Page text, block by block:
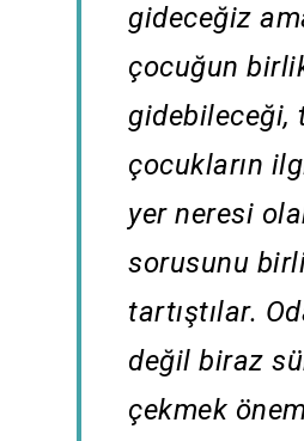
gideceğiz
çocuğun
gidebileceği,
çocukların
yer neresi
sorusunu
tartıştılar.
değil biraz
çekmek